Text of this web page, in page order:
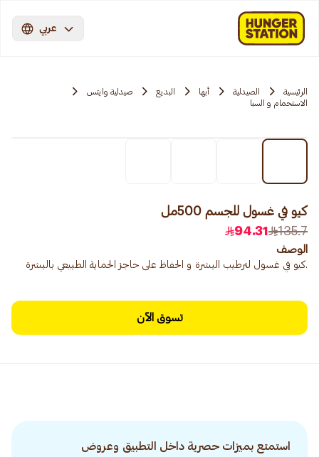
عربي
الرئيسية الصيدلية أبها البديع
صيدلية وايتس
الاستحمام و السبا
كيو في غسول للجسم 500مل
135.7
94.31
الوصف
.كيو في غسول لترطيب البشرة و الحفاظ على حاجز الحماية الطبيعي بالبشرة
تسوق الآن
استمتع بميزات حصرية داخل التطبيق وعروض